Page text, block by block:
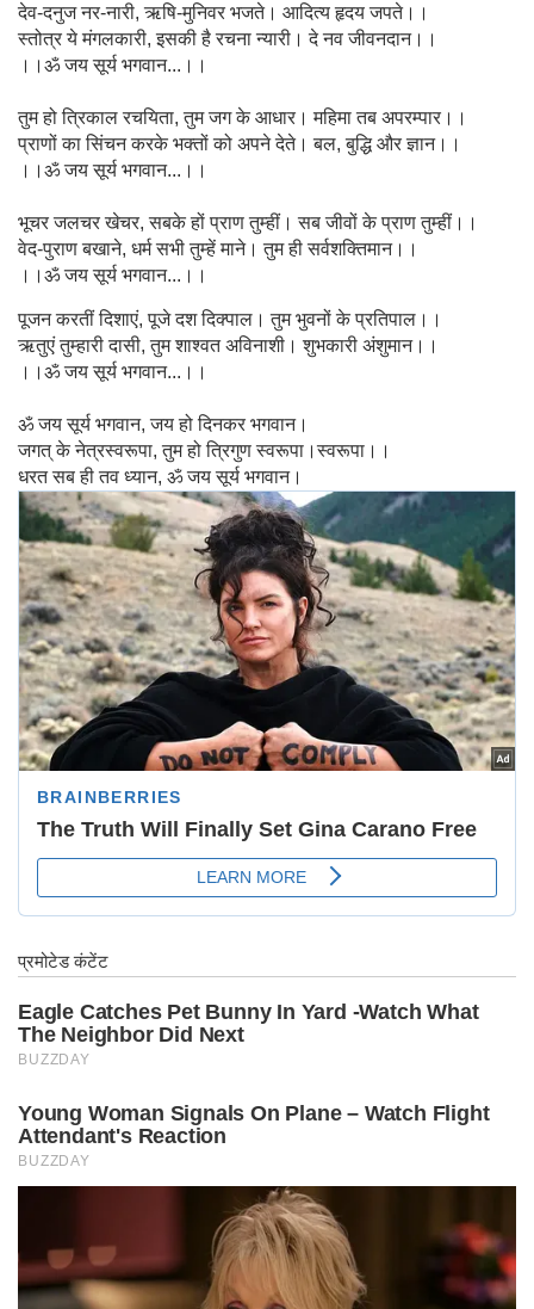
देव-दनुज नर-नारी, ऋषि-मुनिवर भजते। आदित्य हृदय जपते।।
स्तोत्र ये मंगलकारी, इसकी है रचना न्यारी। दे नव जीवनदान।।
।।ॐ जय सूर्य भगवान...।।
तुम हो त्रिकाल रचयिता, तुम जग के आधार। महिमा तब अपरम्पार।।
प्राणों का सिंचन करके भक्तों को अपने देते। बल, बुद्धि और ज्ञान।।
।।ॐ जय सूर्य भगवान...।।
भूचर जलचर खेचर, सबके हों प्राण तुम्हीं। सब जीवों के प्राण तुम्हीं।।
वेद-पुराण बखाने, धर्म सभी तुम्हें माने। तुम ही सर्वशक्तिमान।।
।।ॐ जय सूर्य भगवान...।।
पूजन करतीं दिशाएं, पूजे दश दिक्पाल। तुम भुवनों के प्रतिपाल।।
ऋतुएं तुम्हारी दासी, तुम शाश्वत अविनाशी। शुभकारी अंशुमान।।
।।ॐ जय सूर्य भगवान...।।
ॐ जय सूर्य भगवान, जय हो दिनकर भगवान।
जगत् के नेत्रस्वरूपा, तुम हो त्रिगुण स्वरूपा।स्वरूपा।।
धरत सब ही तव ध्यान, ॐ जय सूर्य भगवान।